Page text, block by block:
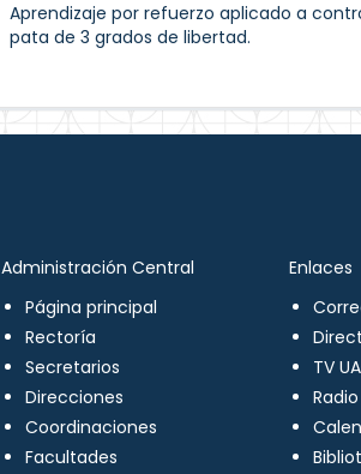
Aprendizaje por refuerzo aplicado a
pata de 3 grados de libertad.
Administración Central
Página principal
Rectoría
Secretarios
Direcciones
Coordinaciones
Facultades
Enlaces
TV